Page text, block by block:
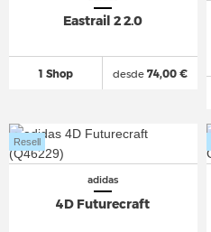
Eastrail 2 2.0
1 Shop desde74,00 €
adidas
4D Futurecraft
Resell